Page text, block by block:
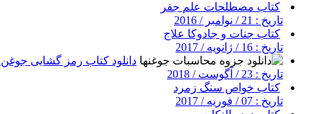
کتاب مصطلحات علم جفر
تاریخ : 21 / نوامبر / 2016
کتاب جنات و جادوکا علاج
تاریخ : 16 / ژانویه / 2017
دانلود کتاب رمز گشایی
تاریخ : 23 / آگوست / 2018
کتاب خواص سنگ زمرد
تاریخ : 07 / فوریه / 2017